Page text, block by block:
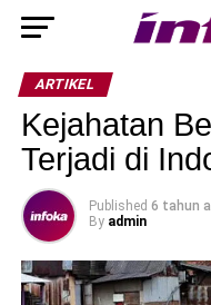
ARTIKEL
Kejahatan
Terjadi di
Published 6 tahun
By admin